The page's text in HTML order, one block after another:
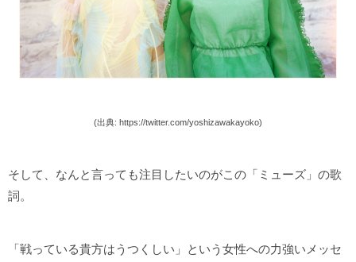
(出典: https://twitter.com/yoshizawakayoko)
そして、なんと言っても注目したいのがこの「ミューズ」の歌
詞。
「戦っている貴方はうつくしい」という女性への力強いメッセ